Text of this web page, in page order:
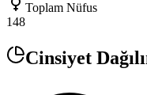
Toplam Nüfus
148
Cinsiyet